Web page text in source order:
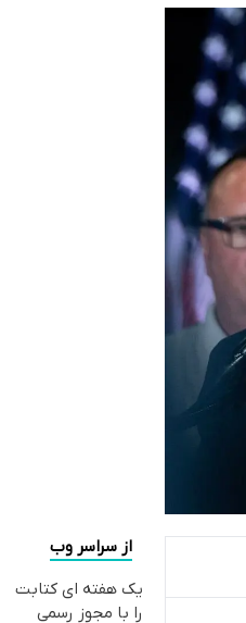
از سراسر وب
یک هفته ای کتابت
را با مجوز رسمی